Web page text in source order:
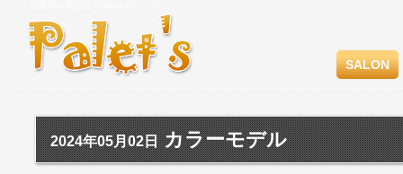
SALON
2024年05月02日 カラーモデル